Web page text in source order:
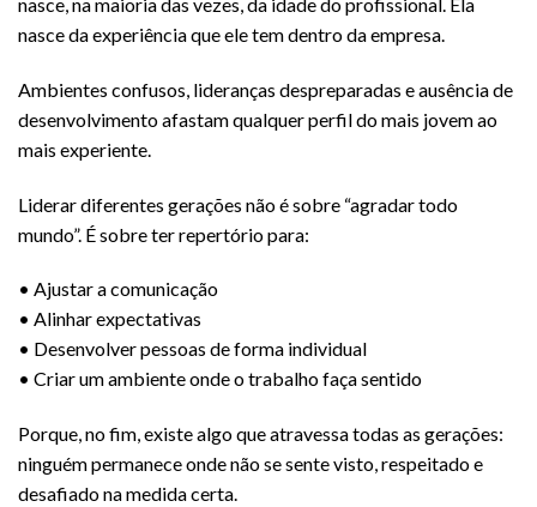
nasce da experiência que ele tem dentro da empresa.
Ambientes confusos, lideranças despreparadas e ausência de
desenvolvimento afastam qualquer perfil do mais jovem ao
mais experiente.
Liderar diferentes gerações não é sobre “agradar todo
mundo”. É sobre ter repertório para:
•⁠ ⁠Ajustar a comunicação
•⁠ ⁠Alinhar expectativas
•⁠ ⁠Desenvolver pessoas de forma individual
•⁠ ⁠Criar um ambiente onde o trabalho faça sentido
Porque, no fim, existe algo que atravessa todas as gerações:
ninguém permanece onde não se sente visto, respeitado e
desafiado na medida certa.